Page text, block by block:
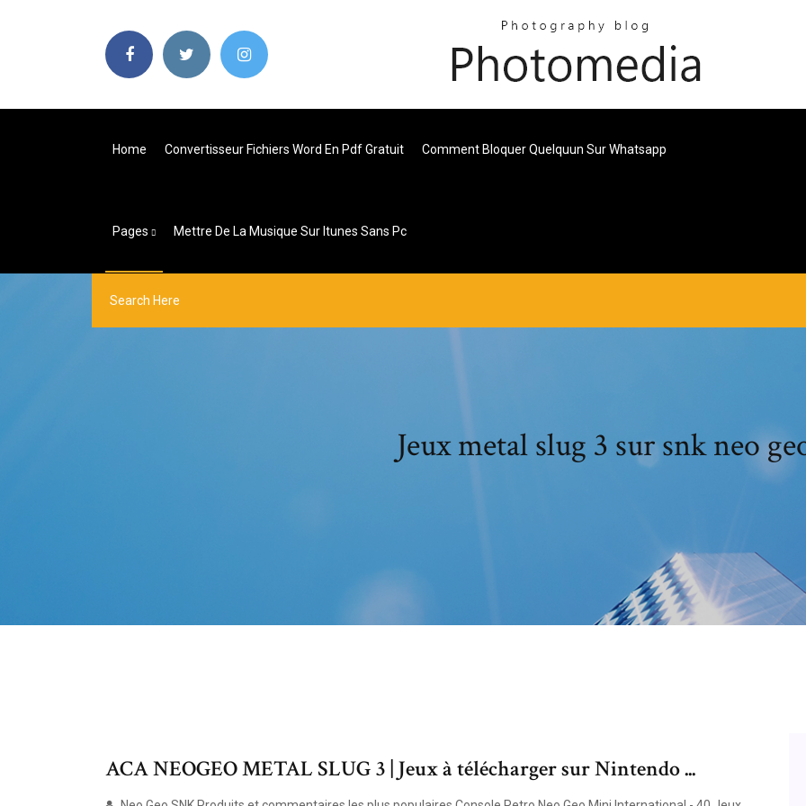
Home Convertisseur Fichiers Word En Pdf Gratuit Comment Bloquer Quelquun Sur Whatsapp
Pages Mettre De La Musique Sur Itunes Sans Pc
Jeux metal slug 3 sur snk neo
ACA NEOGEO METAL SLUG 3 | Jeux à télécharger sur Nintendo ...